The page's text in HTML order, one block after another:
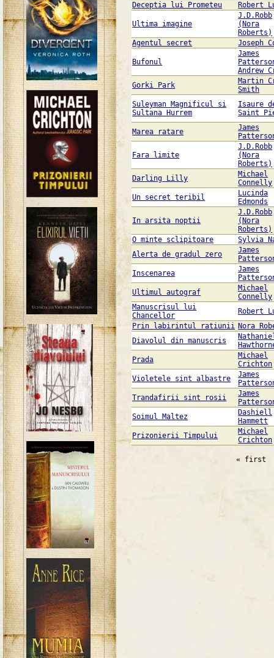
Deceptia lui Prometeu
Robert
Ultima imagine
J.D.Robb
(Nora
Roberts)
Agentul secret
Joseph
Bufonul
James
Andrew
Gorki Park
Martin
Smith
Suleyman Magnificul si
Sultana Hurrem
Isaure
Saint
Marea ratare
James
Fara limite
J.D.Robb
(Nora
Roberts)
Darling Lilly
Michael
Connelly
Un secret teribil
Lucinda
Edmonds
In arsita noptii
J.D.Robb
(Nora
Roberts)
O minte sclipitoare
Sylvia
Alerta de gradul zero
James
Inscenarea
James
Ultimul autograf
Michael
Connelly
Manuscrisul lui
Chancellor
Robert
Prin labirintul ratiunii Nora
Diavolul din manuscris
Prada
Michael
Crichton
Violetele sint albastre
James
Trandafirii sint rosii
James
Soimul Maltez
Dashiell
Hammett
Prizonierii Timpului
Michael
Crichton
« first